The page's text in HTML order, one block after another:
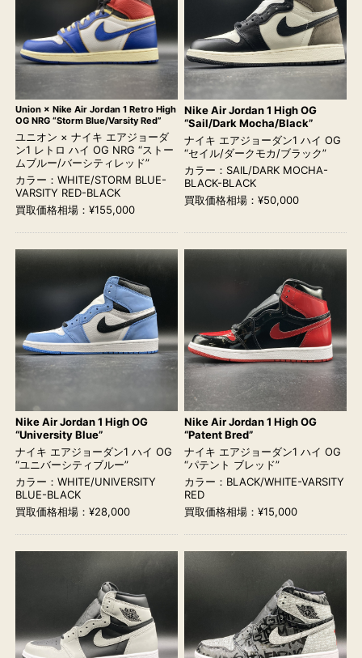
Union × Nike Air Jordan 1 Retro High
OG NRG “Storm Blue/Varsity Red”
ユニオン × ナイキ エアジョーダ
ン1 レトロ ハイ OG NRG “ストー
ムブルー/バーシティレッド”
カラー：WHITE/STORM BLUE-
VARSITY RED-BLACK
買取価格相場：¥155,000
Nike Air Jordan 1 High OG
“Sail/Dark Mocha/Black”
ナイキ エアジョーダン1 ハイ OG
“セイル/ダークモカ/ブラック”
カラー：SAIL/DARK MOCHA-
BLACK-BLACK
買取価格相場：¥50,000
Nike Air Jordan 1 High OG
“University Blue”
ナイキ エアジョーダン1 ハイ OG
“ユニバーシティブルー”
カラー：WHITE/UNIVERSITY
BLUE-BLACK
買取価格相場：¥28,000
Nike Air Jordan 1 High OG
“Patent Bred”
ナイキ エアジョーダン1 ハイ OG
“パテント ブレッド”
カラー：BLACK/WHITE-VARSITY
RED
買取価格相場：¥15,000